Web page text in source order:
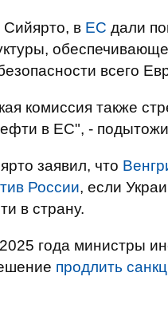
в ЕС дали
всего
комиссия также
в ЕС", -
заявил, что
России, если
в страну.
года министры
продлить